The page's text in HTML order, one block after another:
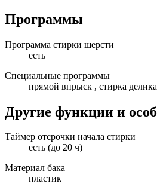
Программы
Программа стирки шерсти
есть
Специальные программы
прямой впрыск , стирка
Другие функции и
Таймер отсрочки начала стирки
есть (до 20 ч)
Материал бака
пластик